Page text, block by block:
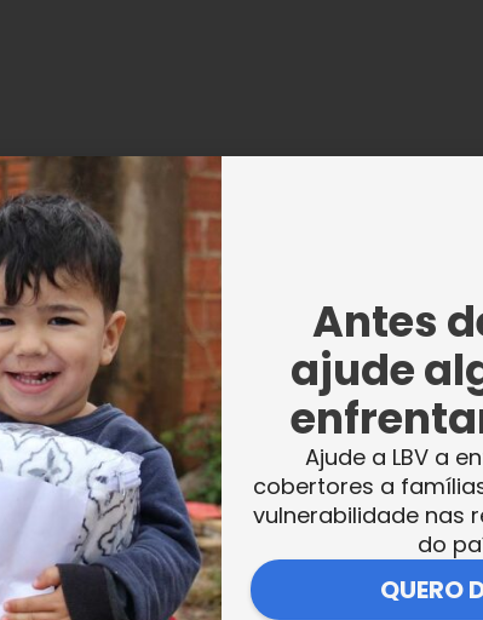
leva, à frente de todos os pelotões, a Majestosa
de esperança e de paz.
de independência. Para marcar a
desfiles cívicos e militares,
patriotismo.
participa das comemorações
expressa o sentimento de
de várias ações.
Antes
ajude
Ajude a LBV a
cobertores a
vulnerabilidade nas
do
QUERO